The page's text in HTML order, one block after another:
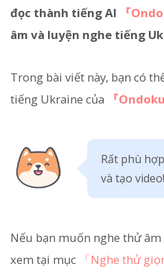
đọc thành tiếng AI
『
âm và luyện nghe tiếng
Trong bài viết này, bạn có
tiếng Ukraine của
『Ondoku
Rất phù
và tạo video!
Nếu bạn muốn nghe thử
xem tại mục
「Nghe thử